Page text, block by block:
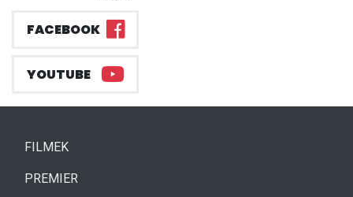
FACEBOOK
YOUTUBE
FILMEK(CURRENT)
PREMIER